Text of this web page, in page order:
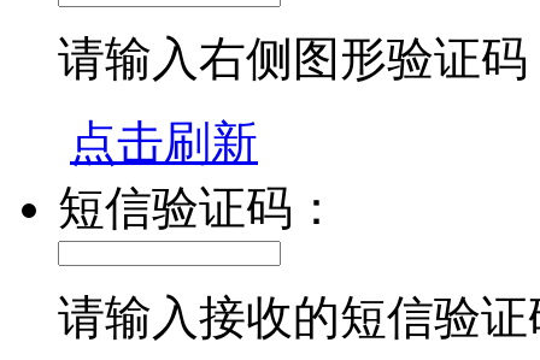
请输入右侧图形验证码
点击刷新
短信验证码：
请输入接收的短信验证